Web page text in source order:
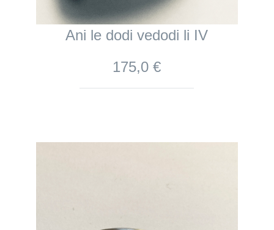
Ani le dodi vedodi li IV
175,0 €